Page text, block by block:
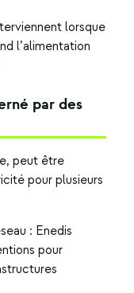
lorsque
l’alimentation
par des
peut être
pour plusieurs
: Enedis
pour